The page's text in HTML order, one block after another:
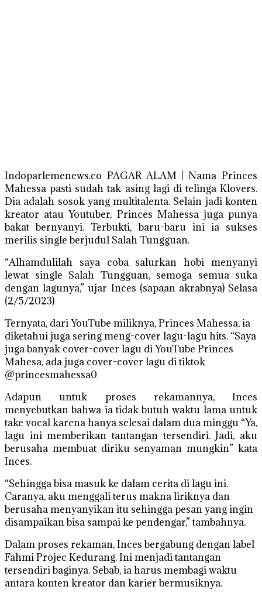
Indoparlemenews.co PAGAR ALAM | Nama Princes
Mahessa pasti sudah tak asing lagi di telinga Klovers.
Dia adalah sosok yang multitalenta. Selain jadi konten
kreator atau Youtuber, Princes Mahessa juga punya
bakat bernyanyi. Terbukti, baru-baru ini ia sukses
merilis single berjudul Salah Tungguan.
“Alhamdulilah saya coba salurkan hobi menyanyi
lewat single Salah Tungguan, semoga semua suka
dengan lagunya,” ujar Inces (sapaan akrabnya) Selasa
(2/5/2023)
Ternyata, dari YouTube miliknya, Princes Mahessa, ia
diketahui juga sering meng-cover lagu-lagu hits. “Saya
juga banyak cover-cover lagu di YouTube Princes
Mahesa, ada juga cover-cover lagu di tiktok
@princesmahessa0
Adapun untuk proses rekamannya, Inces
menyebutkan bahwa ia tidak butuh waktu lama untuk
take vocal karena hanya selesai dalam dua minggu “Ya,
lagu ini memberikan tantangan tersendiri. Jadi, aku
berusaha membuat diriku senyaman mungkin” kata
Inces.
“Sehingga bisa masuk ke dalam cerita di lagu ini.
Caranya, aku menggali terus makna liriknya dan
berusaha menyanyikan itu sehingga pesan yang ingin
disampaikan bisa sampai ke pendengar,” tambahnya.
Dalam proses rekaman, Inces bergabung dengan label
Fahmi Projec Kedurang. Ini menjadi tantangan
tersendiri baginya. Sebab, ia harus membagi waktu
antara konten kreator dan karier bermusiknya.